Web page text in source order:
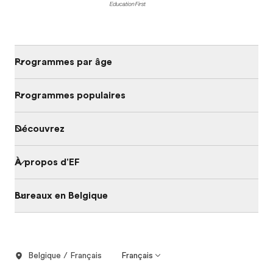
Programmes par âge
Programmes populaires
Découvrez
À propos d'EF
Bureaux en Belgique
Belgique / Français Français